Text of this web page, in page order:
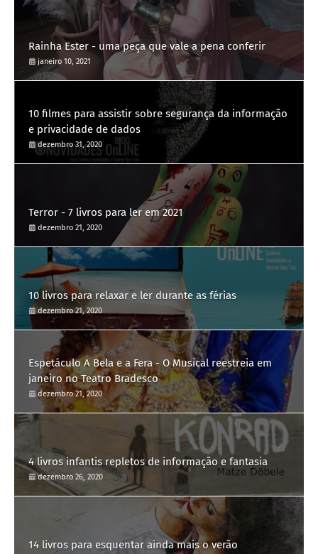
Rainha Ester - uma peça que vale a pena conferir
janeiro 10, 2021
10 filmes para assistir sobre segurança da informação
e privacidade de dados
dezembro 31, 2020
Terror - 7 livros para ler em 2021
dezembro 21, 2020
10 livros para relaxar e ler durante as férias
dezembro 21, 2020
Espetáculo A Bela e a Fera - O Musical reestreia em
janeiro no Teatro Bradesco
dezembro 21, 2020
4 livros infantis repletos de informação e fantasia
dezembro 26, 2020
14 livros para esquentar ainda mais o verão